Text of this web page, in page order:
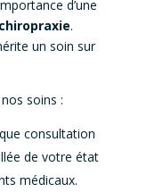
d’une
chiropraxie.
un soin sur
soins :
consultation
de votre état
médicaux.